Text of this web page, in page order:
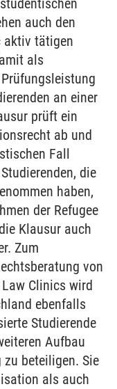
auch den
aktiv tätigen
als
an einer
prüft ein
ab und
Fall
die
haben,
der Refugee
Klausur auch
Zum
von
Clinics wird
ebenfalls
Studierende
Aufbau
zu beteiligen. Sie
als auch